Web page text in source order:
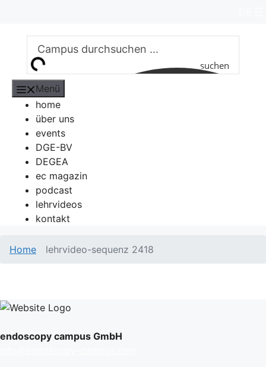
springen
suchen
Menü
home
über uns
events
DGE-BV
DEGEA
ec magazin
podcast
lehrvideos
kontakt
Home lehrvideo-sequenz 2418
endoscopy campus GmbH